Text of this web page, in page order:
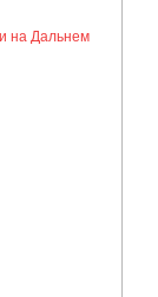
на Дальнем